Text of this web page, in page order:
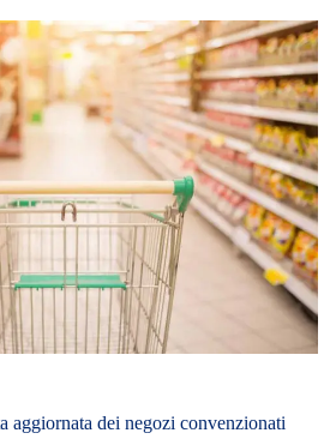
aggiornata dei negozi convenzionati